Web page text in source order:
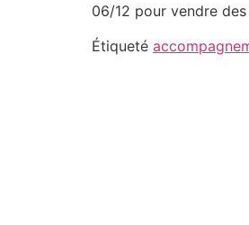
06/12 pour vendre
Étiqueté